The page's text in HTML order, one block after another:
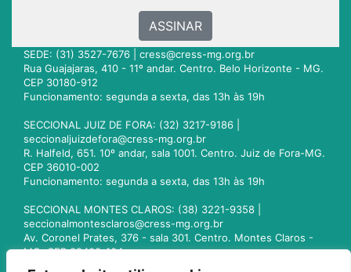
ASSINAR
SEDE: (31) 3527-7676 | cress@cress-mg.org.br
Rua Guajajaras, 410 - 11º andar. Centro. Belo Horizonte - MG.
CEP 30180-912
Funcionamento: segunda a sexta, das 13h às 19h
SECCIONAL JUIZ DE FORA: (32) 3217-9186 |
seccionaljuizdefora@cress-mg.org.br
R. Halfeld, 651. 10º andar, sala 1001. Centro. Juiz de Fora-MG.
CEP 36010-002
Funcionamento: segunda a sexta, das 13h às 19h
SECCIONAL MONTES CLAROS: (38) 3221-9358 |
seccionalmontesclaros@cress-mg.org.br
Av. Coronel Prates, 376 - sala 301. Centro. Montes Claros -
MG. CEP 39400-104